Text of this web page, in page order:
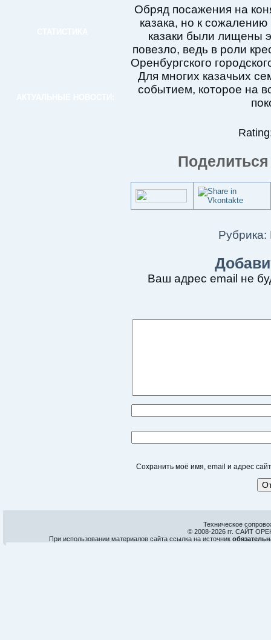
Обряд посажения на
казака, но к
казаки были лищены
повезло, ведь в роли
Оренбургского
Для многих казачьих
событием, которое на
Рубрика:
Ваш адрес email не
Сохранить моё имя, email и адрес
Техническое
© 2008-2026 гг. САЙТ
При использовании материалов сайта ссылка на источник